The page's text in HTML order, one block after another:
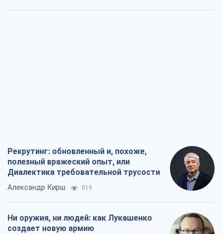
Рекрутинг: обновленный и, похоже,
полезный вражеский опыт, или
Диалектика требовательной трусости
Александр Кирш 819
Ни оружия, ни людей: как Лукашенко
создает новую армию